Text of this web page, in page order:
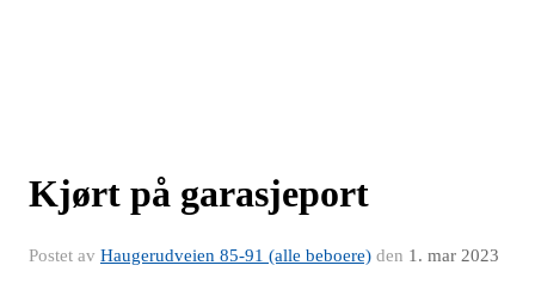
Kjørt på garasjeport
Postet av Haugerudveien 85-91 (alle beboere) den 1. mar 2023